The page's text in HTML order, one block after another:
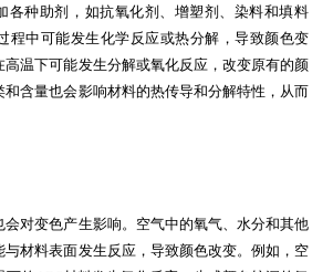
各种助剂，如抗氧化剂、增塑剂、染料和填料
程中可能发生化学反应或热分解，导致颜色变
高温下可能发生分解或氧化反应，改变原有的颜
和含量也会影响材料的热传导和分解特性，从而
会对变色产生影响。空气中的氧气、水分和其他
与材料表面发生反应，导致颜色改变。例如，空